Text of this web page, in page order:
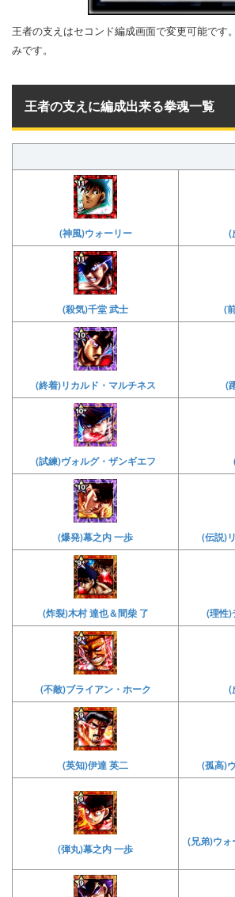
王者の支えはセコンド編成画面で変更可能で
みです。
王者の支えに編成出来る拳魂一覧
(神風)ウォーリー (
(殺気)千堂 武士 (
(終着)リカルド・マルチネス (
(試練)ヴォルグ・ザンギエフ
(爆発)幕之内 一歩 (伝説)
(炸裂)木村 達也＆間柴 了 (理性)
(不敵)ブライアン・ホーク (
(英知)伊達 英二 (孤高)
(弾丸)幕之内 一歩
(兄弟)ウォ